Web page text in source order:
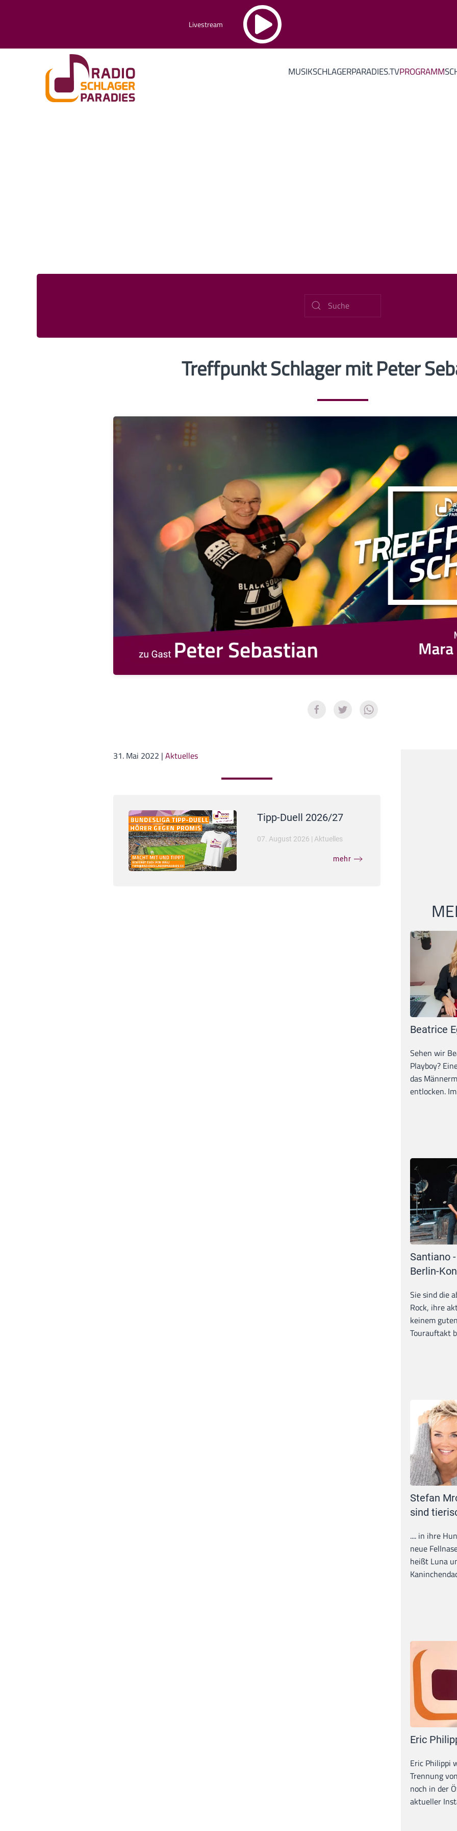
Livestream
MUSIKSCHLAGERPARADIES.TVPROGRAMM
Treffpunkt Schlager mit Peter
31. Mai 2022 | Aktuelles
Tipp-Duell 2026/27
07. August 2026 | Aktuelles
mehr
Beatrice
Sehen wir
Playboy?
das
entlocken.
Santiano
Berlin-
Sie sind die
Rock, ihre
keinem
Tourauftakt
Stefan
sind
.... in ihre
neue
heißt Luna
Eric
Eric Philippi
Trennung
noch in der
aktueller